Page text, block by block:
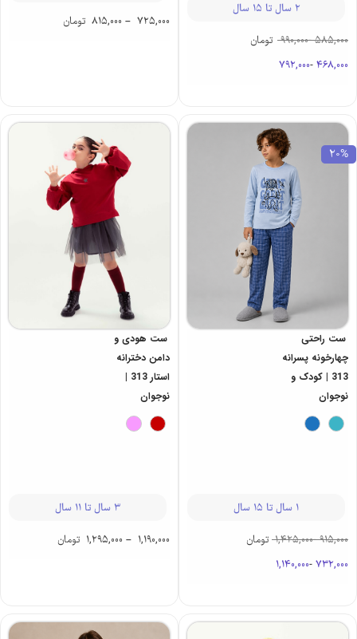
2 سال تا 15 سال
585,000
-
990,000
468,000
-
792,000
تومان
725,000
–
815,000 تومان
20%
ست راحتی
چهارخونه پسرانه
313 | کودک و
نوجوان
1 سال تا 15 سال
915,000
-
1,425,000
732,000
-
1,140,000
تومان
ست هودی و
دامن دخترانه
استار 313 |
نوجوان
3 سال تا 11 سال
1,190,000
–
1,295,000 تومان